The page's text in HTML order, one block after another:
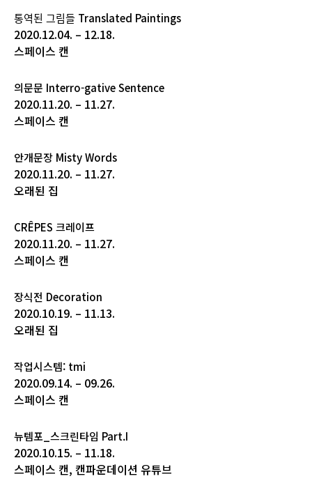
통역된 그림들 Translated Paintings
2020.12.04. – 12.18.
스페이스 캔
의문문 Interro-gative Sentence
2020.11.20. – 11.27.
스페이스 캔
안개문장 Misty Words
2020.11.20. – 11.27.
오래된 집
CRÊPES 크레이프
2020.11.20. – 11.27.
스페이스 캔
장식전 Decoration
2020.10.19. – 11.13.
오래된 집
작업시스템: tmi
2020.09.14. – 09.26.
스페이스 캔
뉴템포_스크린타임 Part.I
2020.10.15. – 11.18.
스페이스 캔, 캔파운데이션 유튜브